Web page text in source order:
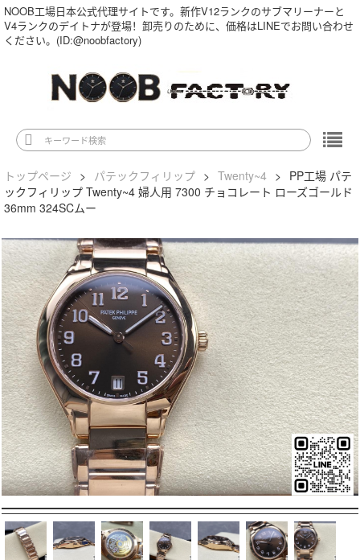
NOOB工場日本公式代理サイトです。新作V12ランクのサブマリーナーと
V4ランクのデイトナが登場！卸売りのために、価格はLINEでお問い合わせ
ください。(ID:@noobfactory)
トップページ > パテックフィリップ > Twenty~4 > PP工場 パテ
ックフィリップ Twenty~4 婦人用 7300 チョコレート ローズゴールド
36mm 324SCムー